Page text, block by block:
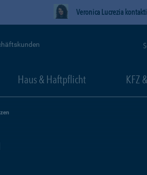
Veronica Lucrezia
Haus & Haftpflicht KFZ